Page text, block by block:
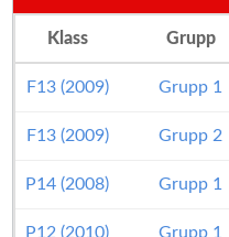
Klass Grupp
F13 (2009) Grupp 1
F13 (2009) Grupp 2
P14 (2008) Grupp 1
P12 (2010) Grupp 1